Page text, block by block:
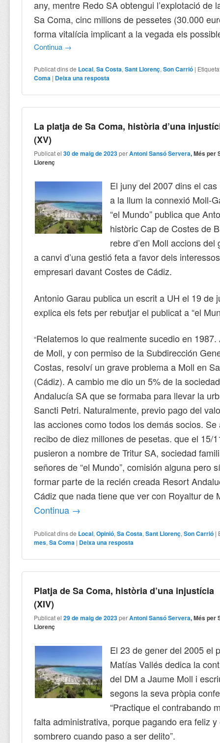
any, mentre Redo SA obtengui l’explotació de
Sa Coma, cinc milions de pessetes (30.000
forma vitalícia implicant a la vegada els
Continua →
Publicat dins de Local,Sa Costa,Sant Llorenç,Son Carrió |
Coma | Deixa una resposta
La platja de Sa Coma, història d’una
(XV)
Publicat el30 de maig de 2023 perAntoni Sansó Servera, Més per
Llorenç
El juny del 2007 dins el
a la llum la connexió Moll-
“el Mundo” publica que
històric Cap de Costes de
rebre d’en Moll accions del
a canvi d’una gestió feta a favor dels
empresari davant Costes de Cádiz.
Antonio Garau publica un escrit a UH el 19 de
explica els fets per rebutjar el publicat a “el
“Relatemos lo que realmente sucedio en
de Moll, y con permiso de la Subdirección
Costas, resolví un grave problema a Moll en
(Cádiz). A cambio me dio un 5% de la
Andalucía SA que se formaba para llevar la
Sancti Petri. Naturalmente, previo pago del
las acciones como todos los demás socios. Se
recibo de diez millones de pesetas. que el 15/
pusieron a nombre de Tritur SA, sociedad
señores de “el Mundo”, comisión alguna pero
formar parte de la recién creada Resort
Cádiz que nada tiene que ver con Royaltur de
Continua →
Publicat dins de Local,Opinió,Sa Costa,Sant Llorenç,Son Carrió |
mes,Sa Coma | Deixa una resposta
Platja de Sa Coma, història d’una injustícia
(XIV)
Publicat el29 de maig de 2023 perAntoni Sansó Servera, Més per
Llorenç
El 23 de gener del 2005 el
Matías Vallés dedica la
del DM a Jaume Moll i
segons la seva pròpia
“Practique el contrabando
falta administrativa, porque pagando era feliz
sombrero cuando paso a ser delito”.